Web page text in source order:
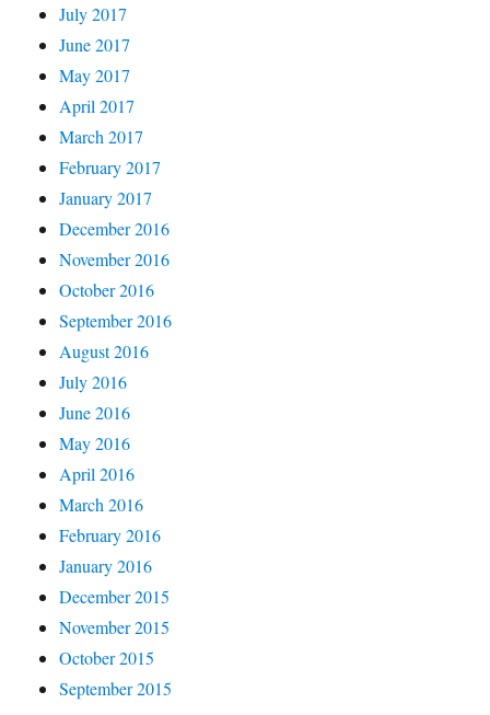
July 2017
June 2017
May 2017
April 2017
March 2017
February 2017
January 2017
December 2016
November 2016
October 2016
September 2016
August 2016
July 2016
June 2016
May 2016
April 2016
March 2016
February 2016
January 2016
December 2015
November 2015
October 2015
September 2015